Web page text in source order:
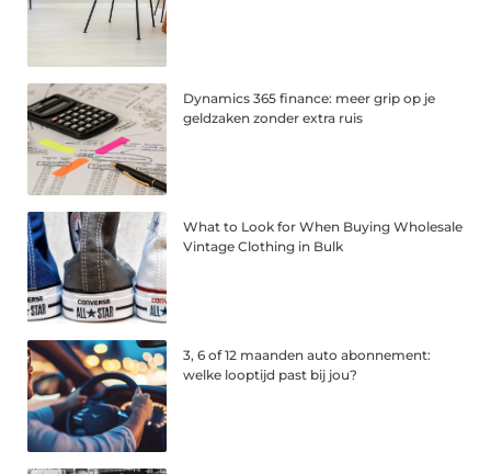
Dynamics 365 finance: meer grip op je
geldzaken zonder extra ruis
What to Look for When Buying Wholesale
Vintage Clothing in Bulk
3, 6 of 12 maanden auto abonnement:
welke looptijd past bij jou?